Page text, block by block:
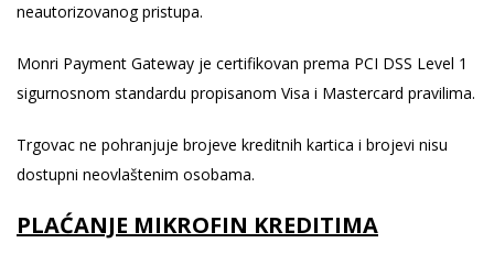
neautorizovanog pristupa.
Monri Payment Gateway je certifikovan prema PCI DSS Level 1
sigurnosnom standardu propisanom Visa i Mastercard pravilima.
Trgovac ne pohranjuje brojeve kreditnih kartica i brojevi nisu
dostupni neovlaštenim osobama.
PLAĆANJE MIKROFIN KREDITIMA